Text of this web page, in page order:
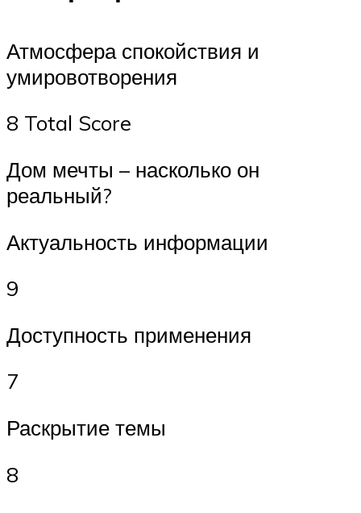
Атмосфера спокойствия и
умировотворения
8 Total Score
Дом мечты – насколько он
реальный?
Актуальность информации
9
Доступность применения
7
Раскрытие темы
8